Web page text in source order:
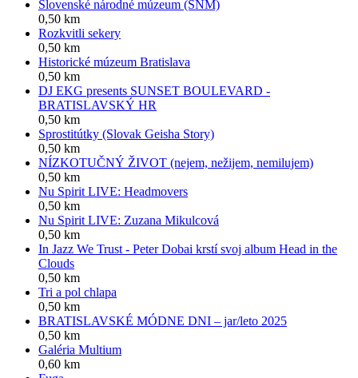
Slovenské národné múzeum (SNM)
0,50 km
Rozkvitli sekery
0,50 km
Historické múzeum Bratislava
0,50 km
DJ EKG presents SUNSET BOULEVARD -
BRATISLAVSKÝ HR
0,50 km
Sprostitútky (Slovak Geisha Story)
0,50 km
NÍZKOTUČNÝ ŽIVOT (nejem, nežijem, nemilujem)
0,50 km
Nu Spirit LIVE: Headmovers
0,50 km
Nu Spirit LIVE: Zuzana Mikulcová
0,50 km
In Jazz We Trust - Peter Dobai krstí svoj album Head in the
Clouds
0,50 km
Tri a pol chlapa
0,50 km
BRATISLAVSKÉ MÓDNE DNI – jar/leto 2025
0,50 km
Galéria Multium
0,60 km